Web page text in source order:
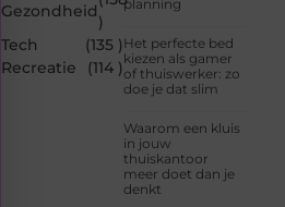
Gezondheid
)
Tech
(135 )
Recreatie
(114 )
planning
Het perfecte bed
kiezen als gamer
of thuiswerker: zo
doe je dat slim
Waarom een kluis
in jouw
thuiskantoor
meer doet dan je
denkt